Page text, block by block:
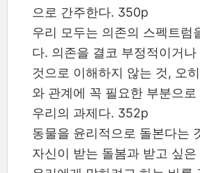
으로 간주한다. 350p
우리 모두는 의존의 스펙트럼
다. 의존을 결코 부정적이거
것으로 이해하지 않는 것, 오
와 관계에 꼭 필요한 부분으로
우리의 과제다. 352p
동물을 윤리적으로 돌본다는
자신이 받는 돌봄과 받고 싶은